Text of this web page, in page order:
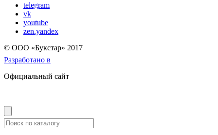
telegram
vk
youtube
zen.yandex
© OOO «Букстар» 2017
Разработано в
Официальный сайт